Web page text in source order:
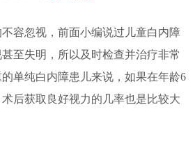
忽视，前面小编说过儿童白内障
至失明，所以及时检查并治疗非常
单纯白内障患儿来说，如果在年龄6
后获取良好视力的几率也是比较大